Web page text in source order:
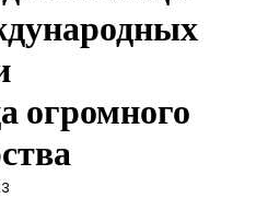
огромного